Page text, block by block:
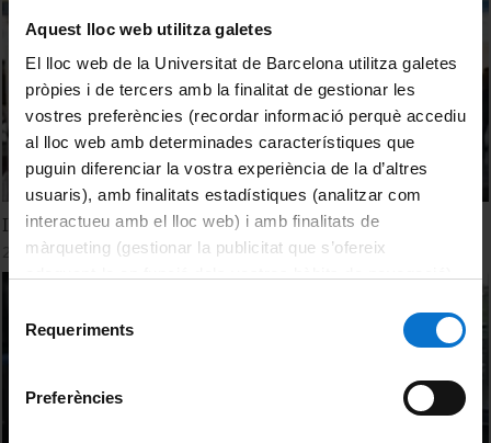
Aquest lloc web utilitza galetes
El lloc web de la Universitat de Barcelona utilitza galetes
pròpies i de tercers amb la finalitat de gestionar les
vostres preferències (recordar informació perquè accediu
al lloc web amb determinades característiques que
puguin diferenciar la vostra experiència de la d’altres
usuaris), amb finalitats estadístiques (analitzar com
interactueu amb el lloc web) i amb finalitats de
màrqueting (gestionar la publicitat que s’ofereix
consultar laPolítica de galetes del lloc web de la
Requeriments
Preferències
III Fòrum d'ocupació laboral a la Facultat de Dret 2009
25 febrer, 2009